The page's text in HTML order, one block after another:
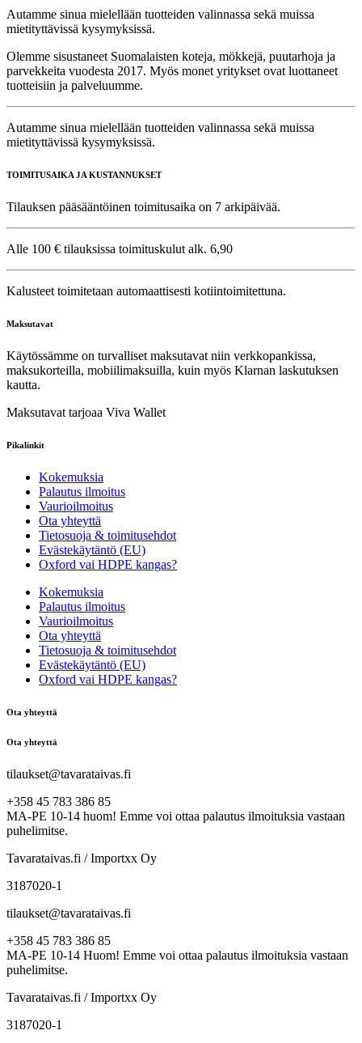
Autamme sinua mielellään tuotteiden valinnassa sekä muissa
mietityttävissä kysymyksissä.
Olemme sisustaneet Suomalaisten koteja, mökkejä, puutarhoja ja
parvekkeita vuodesta 2017. Myös monet yritykset ovat luottaneet
tuotteisiin ja palveluumme.
Autamme sinua mielellään tuotteiden valinnassa sekä muissa
mietityttävissä kysymyksissä.
TOIMITUSAIKA JA KUSTANNUKSET
Tilauksen pääsääntöinen toimitusaika on 7 arkipäivää.
Alle 100 € tilauksissa toimituskulut alk. 6,90
Kalusteet toimitetaan automaattisesti kotiintoimitettuna.
Maksutavat
Käytössämme on turvalliset maksutavat niin verkkopankissa,
maksukorteilla, mobiilimaksuilla, kuin myös Klarnan laskutuksen
kautta.
Maksutavat tarjoaa Viva Wallet
Pikalinkit
Kokemuksia
Palautus ilmoitus
Vaurioilmoitus
Ota yhteyttä
Tietosuoja & toimitusehdot
Evästekäytäntö (EU)
Oxford vai HDPE kangas?
Kokemuksia
Palautus ilmoitus
Vaurioilmoitus
Ota yhteyttä
Tietosuoja & toimitusehdot
Evästekäytäntö (EU)
Oxford vai HDPE kangas?
Ota yhteyttä
Ota yhteyttä
tilaukset@tavarataivas.fi
+358 45 783 386 85
MA-PE 10-14 huom! Emme voi ottaa palautus ilmoituksia vastaan
puhelimitse.
Tavarataivas.fi / Importxx Oy
3187020-1
tilaukset@tavarataivas.fi
+358 45 783 386 85
MA-PE 10-14 Huom! Emme voi ottaa palautus ilmoituksia vastaan
puhelimitse.
Tavarataivas.fi / Importxx Oy
3187020-1